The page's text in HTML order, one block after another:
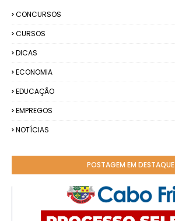
CONCURSOS
CURSOS
DICAS
ECONOMIA
EDUCAÇÃO
EMPREGOS
NOTÍCIAS
POSTAGEM EM DESTAQUE